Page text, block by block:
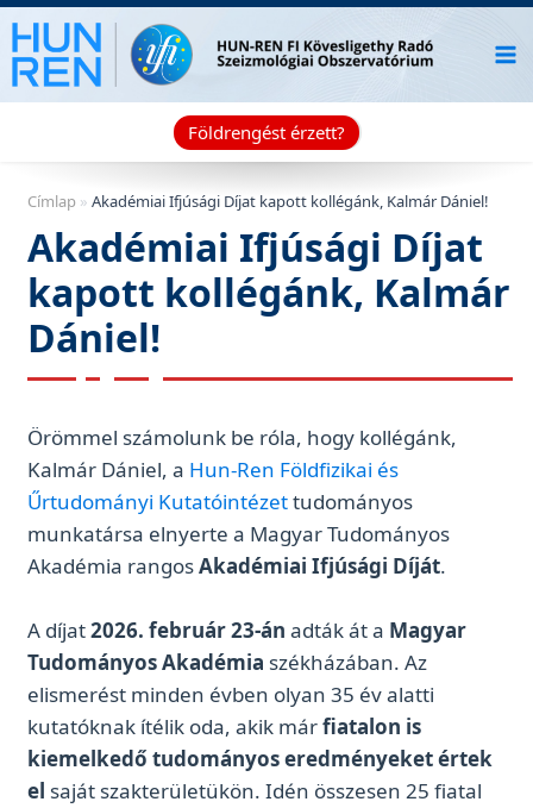
Skip
to
content
Földrengést érzett?
Címlap » Akadémiai Ifjúsági Díjat kapott kollégánk, Kalmár Dániel!
Akadémiai Ifjúsági Díjat
kapott kollégánk, Kalmár
Dániel!
Örömmel számolunk be róla, hogy kollégánk,
Kalmár Dániel, a Hun-Ren Földfizikai és
Űrtudományi Kutatóintézettudományos
munkatársa elnyerte a Magyar Tudományos
Akadémia rangosAkadémiai Ifjúsági Díját.
A díjat2026. február 23-án adták át a Magyar
Tudományos Akadémia székházában. Az
elismerést minden évben olyan 35 év alatti
kutatóknak ítélik oda, akik márfiatalon is
kiemelkedő tudományos eredményeket értek
el saját szakterületükön. Idén összesen 25 fiatal